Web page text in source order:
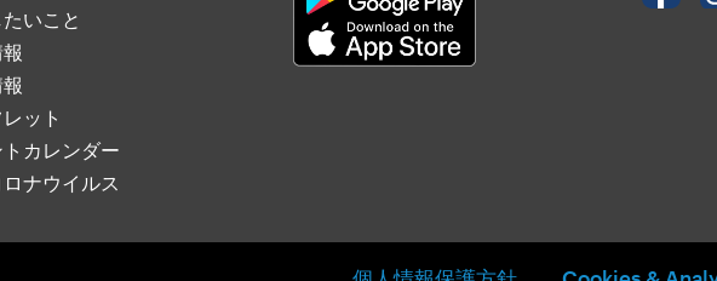
いこと
ット
カレンダー
ナウイルス